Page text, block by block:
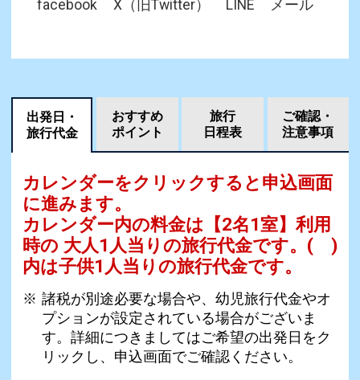
facebook X（旧Twitter） LINE メール
出発日・
旅行代金
おすすめ
ポイント
旅行
日程表
ご確認・
注意事項
カレンダーをクリックすると申込画面
に進みます。
カレンダー内の料金は 【2名1室】利用
時の 大人1人当りの旅行代金です。 ( )
内は子供1人当りの旅行代金です。
諸税が別途必要な場合や、幼児旅行代金やオ
プションが設定されている場合がございま
す。詳細につきましてはご希望の出発日をク
リックし、申込画面でご確認ください。